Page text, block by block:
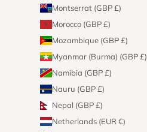
Montserrat (GBP £)
Morocco (GBP £)
Mozambique (GBP £)
Myanmar (Burma) (GBP £)
Namibia (GBP £)
Nauru (GBP £)
Nepal (GBP £)
Netherlands (EUR €)